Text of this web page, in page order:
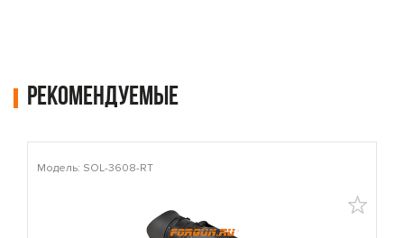
Рекомендуемые
Модель: SOL-3608-RT